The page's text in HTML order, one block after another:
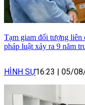
Tạm giam đối tượng liên
pháp luật xảy ra 9 năm
HÌNH SỰ16:23 05/